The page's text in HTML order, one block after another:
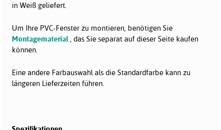
in Weiß geliefert.
Um Ihre PVC-Fenster zu montieren, benötigen Sie
Montagematerial, das Sie separat auf dieser Seite kaufen
können.
Eine andere Farbauswahl als die Standardfarbe kann zu
längeren Lieferzeiten führen.